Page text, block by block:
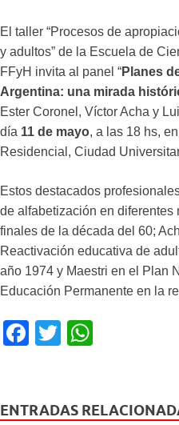
El taller “Procesos de
y adultos” de la Escuela de
FFyH invita al panel “Planes
Argentina: una mirada
Ester Coronel, Víctor Acha y
día 11 de mayo, a las 18 hs,
Residencial, Ciudad
Estos destacados
de alfabetización en diferentes
finales de la década del 60;
Reactivación educativa de
año 1974 y Maestri en el Plan
Educación Permanente en la
F
e
T
er s
ENTRADAS